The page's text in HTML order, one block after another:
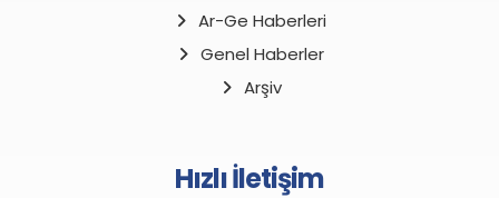
Ar-Ge Haberleri
Genel Haberler
Arşiv
Hızlı İletişim